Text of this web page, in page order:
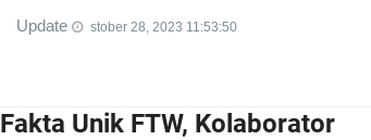
Update stober 28, 2023 11:53:50
Fakta Unik FTW, Kolaborator